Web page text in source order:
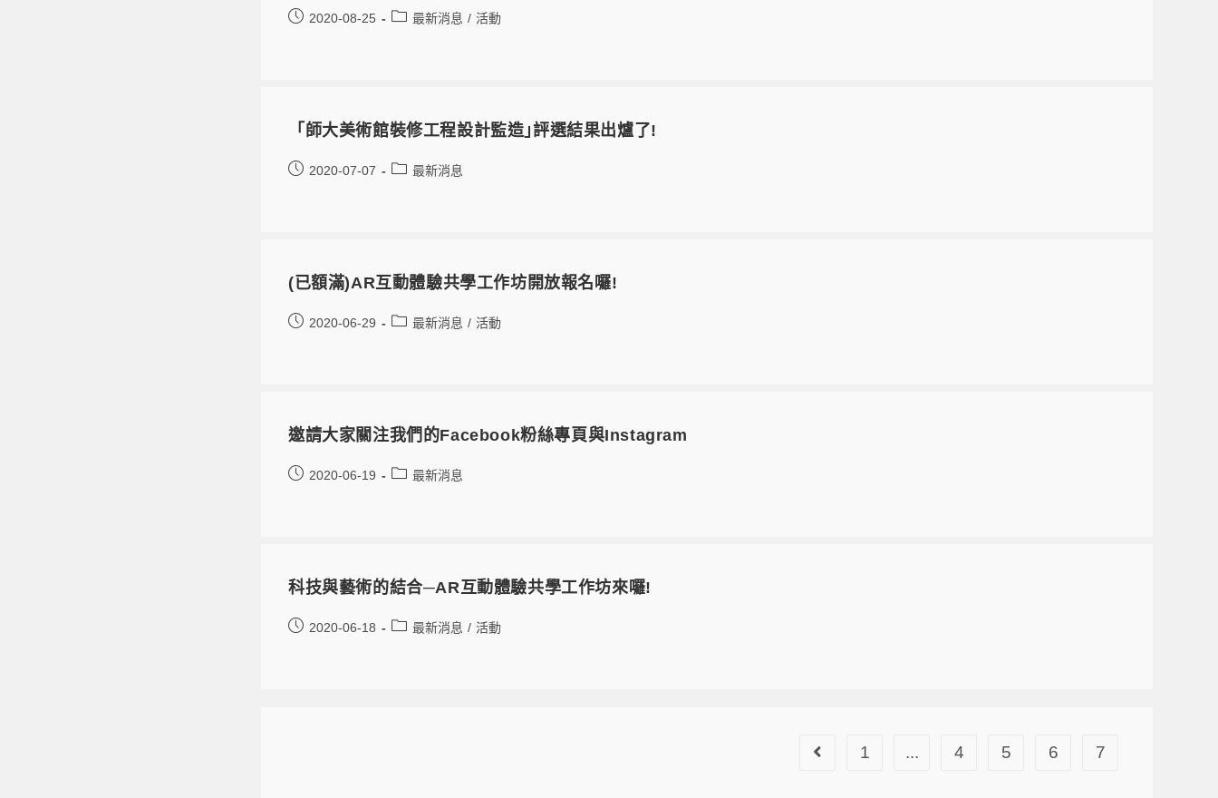
2020-08-25 最新消息 / 活動
「師大美術館裝修工程設計監造｣評選結果出爐了!
2020-07-07 最新消息
(已額滿)AR互動體驗共學工作坊開放報名囉!
2020-06-29 最新消息 / 活動
邀請大家關注我們的Facebook粉絲專頁與Instagram
2020-06-19 最新消息
科技與藝術的結合─AR互動體驗共學工作坊來囉!
2020-06-18 最新消息 / 活動
1 ... 4 5 6 7